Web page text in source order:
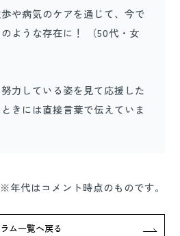
や病気のケアを通じて、今で
ような存在に！ （50代・女
力している姿を見て応援した
きには直接言葉で伝えていま
※年代はコメント時点のものです。
ム一覧へ戻る